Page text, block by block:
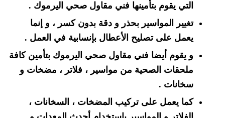
التي يقوم بتأمينها فني مقاول صحي اليرموك .
تغيير المواسير بحذر و دقة بدون كسر ، و إنما
يعمل على تصليح الأعطال بإنسابية في العمل .
و يقوم أيضا فني مقاول صحي اليرموك بتأمين كافة
ملحقات الصحية من مواسير ، فلاتر ، مضخات و
سخانات .
كما يعمل على تركيب المضخات ، السخانات ،